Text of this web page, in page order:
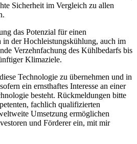
Sicherheit im Vergleich zu allen
das Potenzial für einen
in der Hochleistungskühlung, auch im
Verzehnfachung des Kühlbedarfs bis
Klimaziele.
Technologie zu übernehmen und in
ein ernsthaftes Interesse an einer
besteht. Rückmeldungen bitte
fachlich qualifizierten
Umsetzung ermöglichen
und Förderer ein, mit mir